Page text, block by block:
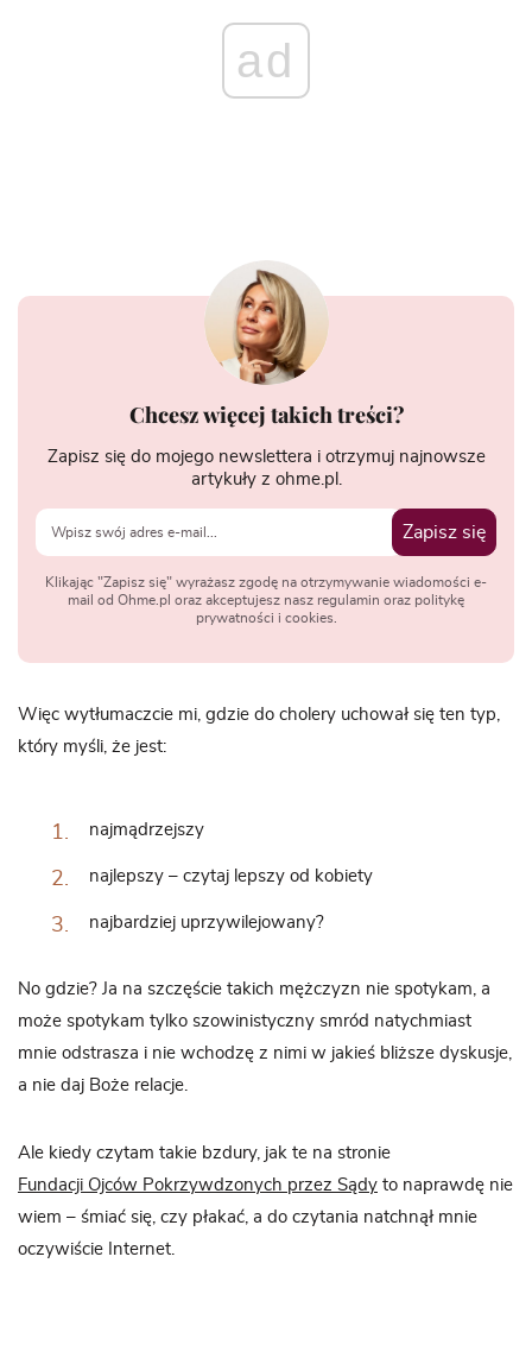
ad
Chcesz więcej takich treści?
Zapisz się do mojego newslettera i otrzymuj najnowsze
artykuły z ohme.pl.
Zapisz się
Klikając "Zapisz się" wyrażasz zgodę na otrzymywanie wiadomości e-
mail od Ohme.pl oraz akceptujesz nasz regulamin oraz politykę
prywatności i cookies.
Więc wytłumaczcie mi, gdzie do cholery uchował się ten typ,
który myśli, że jest:
najmądrzejszy
najlepszy – czytaj lepszy od kobiety
najbardziej uprzywilejowany?
No gdzie? Ja na szczęście takich mężczyzn nie spotykam, a
może spotykam tylko szowinistyczny smród natychmiast
mnie odstrasza i nie wchodzę z nimi w jakieś bliższe dyskusje,
a nie daj Boże relacje.
Ale kiedy czytam takie bzdury, jak te na stronie
Fundacji Ojców Pokrzywdzonych przez Sądy to naprawdę nie
wiem – śmiać się, czy płakać, a do czytania natchnął mnie
oczywiście Internet.